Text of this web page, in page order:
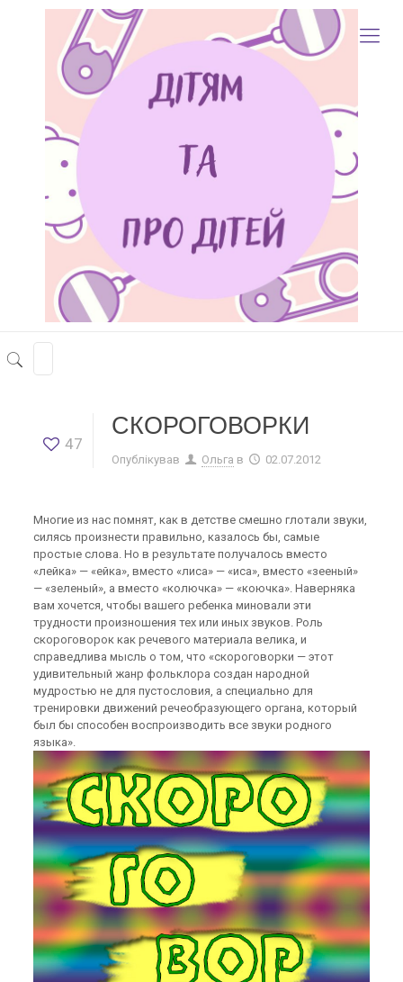
47
СКОРОГОВОРКИ
Опублікував Ольга в 02.07.2012
Многие из нас помнят, как в детстве смешно глотали звуки,
силясь произнести правильно, казалось бы, самые
простые слова. Но в результате получалось вместо
«лейка» — «ейка», вместо «лиса» — «иса», вместо «зееный»
— «зеленый», а вместо «колючка» — «коючка». Наверняка
вам хочется, чтобы вашего ребенка миновали эти
трудности произношения тех или иных звуков. Роль
скороговорок как речевого материала велика, и
справедлива мысль о том, что «скороговорки — этот
удивительный жанр фольклора создан народной
мудростью не для пустословия, а специально для
тренировки движений речеобразующего органа, который
был бы способен воспроизводить все звуки родного
языка».